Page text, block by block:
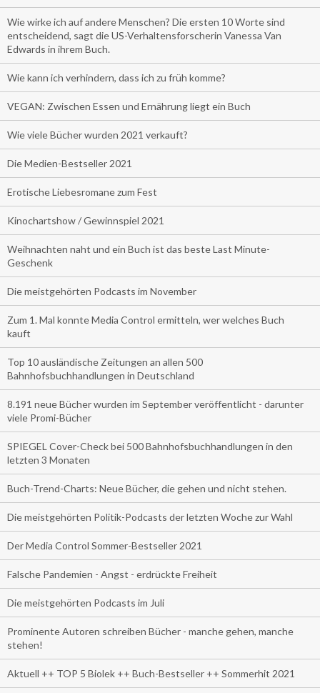
Wie wirke ich auf andere Menschen? Die ersten 10 Worte sind
entscheidend, sagt die US-Verhaltensforscherin Vanessa Van
Edwards in ihrem Buch.
Wie kann ich verhindern, dass ich zu früh komme?
VEGAN: Zwischen Essen und Ernährung liegt ein Buch
Wie viele Bücher wurden 2021 verkauft?
Die Medien-Bestseller 2021
Erotische Liebesromane zum Fest
Kinochartshow / Gewinnspiel 2021
Weihnachten naht und ein Buch ist das beste Last Minute-
Geschenk
Die meistgehörten Podcasts im November
Zum 1. Mal konnte Media Control ermitteln, wer welches Buch
kauft
Top 10 ausländische Zeitungen an allen 500
Bahnhofsbuchhandlungen in Deutschland
8.191 neue Bücher wurden im September veröffentlicht - darunter
viele Promi-Bücher
SPIEGEL Cover-Check bei 500 Bahnhofsbuchhandlungen in den
letzten 3 Monaten
Buch-Trend-Charts: Neue Bücher, die gehen und nicht stehen.
Die meistgehörten Politik-Podcasts der letzten Woche zur Wahl
Der Media Control Sommer-Bestseller 2021
Falsche Pandemien - Angst - erdrückte Freiheit
Die meistgehörten Podcasts im Juli
Prominente Autoren schreiben Bücher - manche gehen, manche
stehen!
Aktuell ++ TOP 5 Biolek ++ Buch-Bestseller ++ Sommerhit 2021